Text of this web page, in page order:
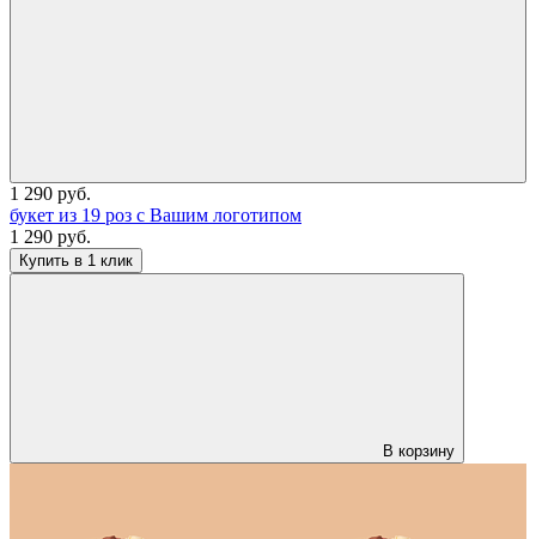
1 290 руб.
букет из 19 роз с Вашим логотипом
1 290 руб.
Купить в 1 клик
В корзину